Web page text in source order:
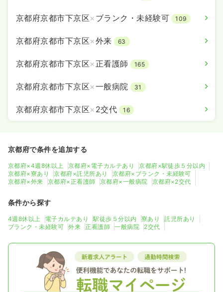
京都府京都市下京区× ブランク・未経験可 109
京都府京都市下京区×外来 63
京都府京都市下京区× 正看護師 165
京都府京都市下京区×一般病院 31
京都府京都市下京区× 2交代 16
京都府で条件を追加する
京都府×4週8休以上 京都府×電子カルテあり
京都府×駅徒歩５分以内
京都府×寮あり
京都府×託児所あり
京都府×ブランク・未経験可
京都府×外来
京都府×正看護師 京都府×一般病院 京都府×2交代
条件から探す
4週8休以上 電子カルテあり 駅徒歩５分以内 寮あり
託児所あり
ブランク・未経験可
外来 正看護師 一般病院 2交代